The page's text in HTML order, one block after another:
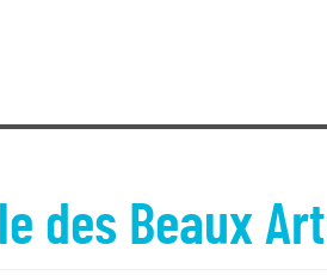
des Beaux